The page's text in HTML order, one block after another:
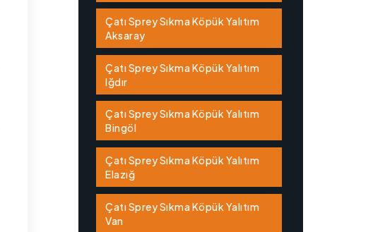
Çatı Sprey Sıkma Köpük Yalıtım
Aksaray
Çatı Sprey Sıkma Köpük Yalıtım
Iğdır
Çatı Sprey Sıkma Köpük Yalıtım
Bingöl
Çatı Sprey Sıkma Köpük Yalıtım
Elazığ
Çatı Sprey Sıkma Köpük Yalıtım
Van